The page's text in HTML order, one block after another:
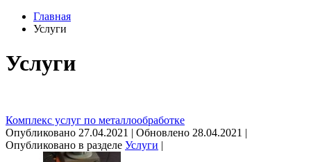
Главная
Услуги
Услуги
Комплекс услуг по металлообработке
Опубликовано 27.04.2021 | Обновлено 28.04.2021 |
Опубликовано в разделе Услуги |